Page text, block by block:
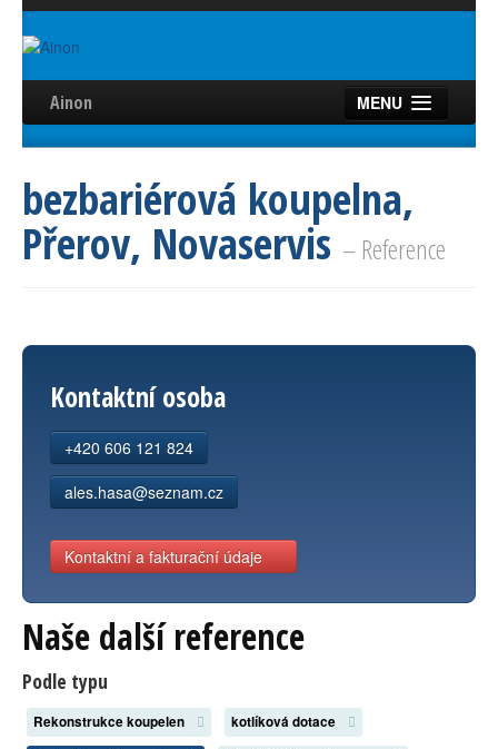
Ainon MENU
Úvod
Služby
Reference
bezbariérová koupelna,
Přerov, Novaservis – Reference
Kontaktní osoba
+420 606 121 824
ales.hasa@seznam.cz
Kontaktní a fakturační údaje
Naše další reference
Podle typu
Rekonstrukce koupelen
kotlíková dotace